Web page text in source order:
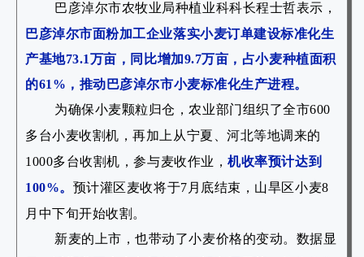
巴彦淖尔市农牧业局种植业科科长程士哲表示，
巴彦淖尔市面粉加工企业落实小麦订单建设标准化生
产基地73.1万亩，同比增加9.7万亩，占小麦种植面积
的61%，推动巴彦淖尔市小麦标准化生产进程。
为确保小麦颗粒归仓，农业部门组织了全市600
多台小麦收割机，再加上从宁夏、河北等地调来的
1000多台收割机，参与麦收作业，机收率预计达到
100%。 预计灌区麦收将于7月底结束，山旱区小麦8
月中下旬开始收割。
新麦的上市，也带动了小麦价格的变动。数据显